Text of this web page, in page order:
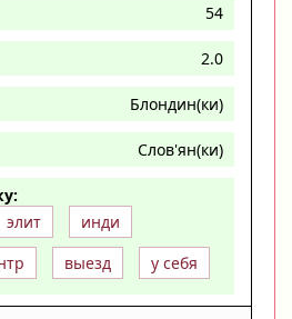
54
2.0
Блондин(ки)
Слов'ян(ки)
элит
инди
выезд у себя